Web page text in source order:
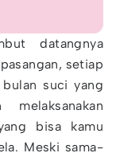
datangnya
setiap
suci yang
bisa kamu
Meski sama-